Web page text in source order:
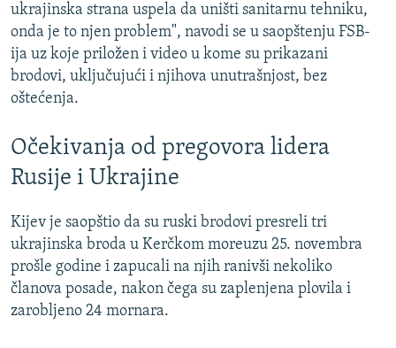
ukrajinska strana uspela da uništi sanitarnu tehniku,
onda je to njen problem", navodi se u saopštenju FSB-
ija uz koje priložen i video u kome su prikazani
brodovi, uključujući i njihova unutrašnjost, bez
oštećenja.
Očekivanja od pregovora lidera
Rusije i Ukrajine
Kijev je saopštio da su ruski brodovi presreli tri
ukrajinska broda u Kerčkom moreuzu 25. novembra
prošle godine i zapucali na njih ranivši nekoliko
članova posade, nakon čega su zaplenjena plovila i
zarobljeno 24 mornara.